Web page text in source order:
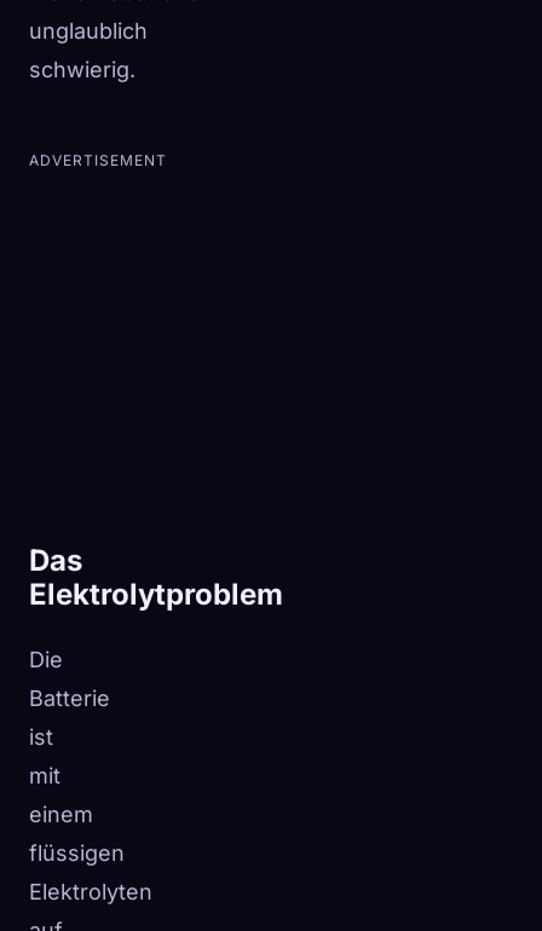
unglaublich
schwierig.
ADVERTISEMENT
Das
Elektrolytproblem
Die
Batterie
ist
mit
einem
flüssigen
Elektrolyten